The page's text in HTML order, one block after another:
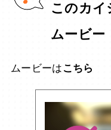
このカイ
ムービー
ムービーは こちら